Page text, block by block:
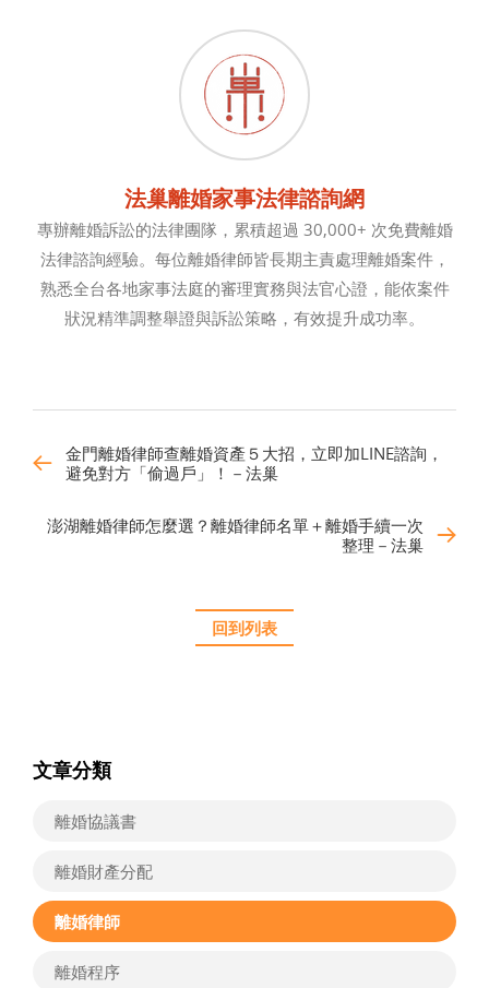
法巢離婚家事法律諮詢網
專辦離婚訴訟的法律團隊，累積超過 30,000+ 次免費離婚
法律諮詢經驗。每位離婚律師皆長期主責處理離婚案件，
熟悉全台各地家事法庭的審理實務與法官心證，能依案件
狀況精準調整舉證與訴訟策略，有效提升成功率。
金門離婚律師查離婚資產５大招，立即加LINE諮詢，
避免對方「偷過戶」！－法巢
澎湖離婚律師怎麼選？離婚律師名單＋離婚手續一次
整理－法巢
回到列表
文章分類
離婚協議書
離婚財產分配
離婚律師
離婚程序